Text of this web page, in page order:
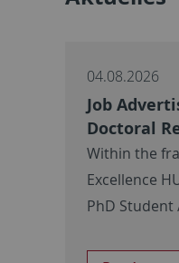
04.08.2026
Job
Doctoral
Within the
Excellence
PhD